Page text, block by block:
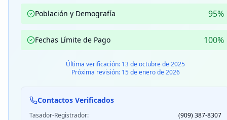
Población y Demografía 95%
Fechas Límite de Pago 100%
Última verificación: 13 de octubre de 2025
Próxima revisión: 15 de enero de 2026
Contactos Verificados
Tasador-Registrador:
(909) 387-8307